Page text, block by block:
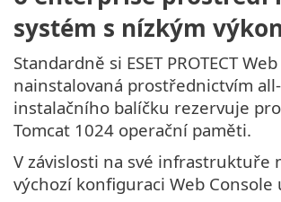
systém s nízkým
Standardně si ESET PROTECT
nainstalovaná prostřednictvím
instalačního balíčku rezervuje
Tomcat 1024 operační paměti.
V závislosti na své infrastruktuře
výchozí konfiguraci Web Console